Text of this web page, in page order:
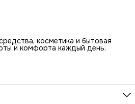
косметика и бытовая
и комфорта каждый день.